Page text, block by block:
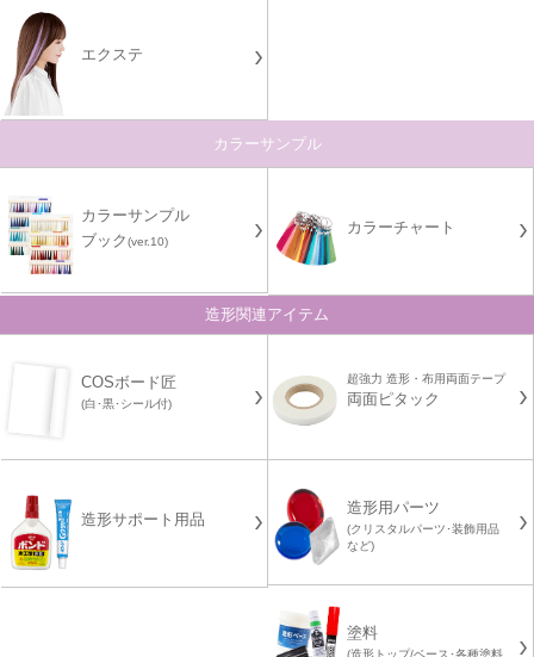
エクステ
カラーサンプル
カラーサンプル
ブック(ver.10)
カラーチャート
造形関連アイテム
COSボード匠
(白･黒･シール付)
超強力 造形・布用両面テープ
両面ピタック
造形サポート用品
造形用パーツ
(クリスタルパーツ･装飾用品
など)
塗料
(造形トップ/ベース･各種塗料